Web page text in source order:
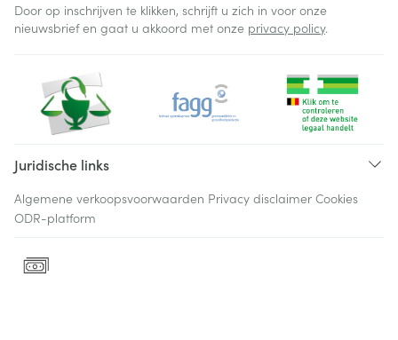
Door op inschrijven te klikken, schrijft u zich in voor onze
nieuwsbrief en gaat u akkoord met onze privacy policy.
Juridische links
Algemene verkoopsvoorwaarden Privacy disclaimer Cookies
ODR-platform